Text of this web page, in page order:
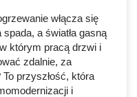
włącza się
a światła gasną
którym pracą drzwi i
zdalnie, za
przyszłość, która
i